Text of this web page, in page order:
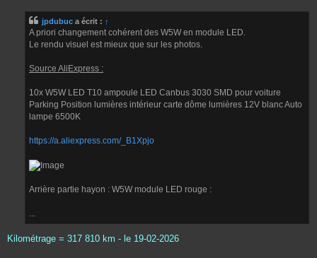
jpdubuc a écrit : ↑
A priori changement cohérent des W5W en module LED.
Le rendu visuel est mieux que sur les photos.
Source AliExpress :
10x W5W LED T10 ampoule LED Canbus 3030 SMD pour voiture
Parking Position lumières intérieur carte dôme lumières 12V blanc Auto
lampe 6500K
https://a.aliexpress.com/_B1Xpjo
Arrière partie hayon : W5W module LED rouge :
...
Kilométrage = 317 810 km - le 19-02-2026